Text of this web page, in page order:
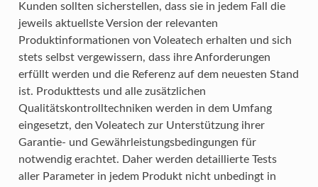
Kunden sollten sicherstellen, dass sie in jedem Fall die
jeweils aktuellste Version der relevanten
Produktinformationen von Voleatech erhalten und sich
stets selbst vergewissern, dass ihre Anforderungen
erfüllt werden und die Referenz auf dem neuesten Stand
ist. Produkttests und alle zusätzlichen
Qualitätskontrolltechniken werden in dem Umfang
eingesetzt, den Voleatech zur Unterstützung ihrer
Garantie- und Gewährleistungsbedingungen für
notwendig erachtet. Daher werden detaillierte Tests
aller Parameter in jedem Produkt nicht unbedingt in